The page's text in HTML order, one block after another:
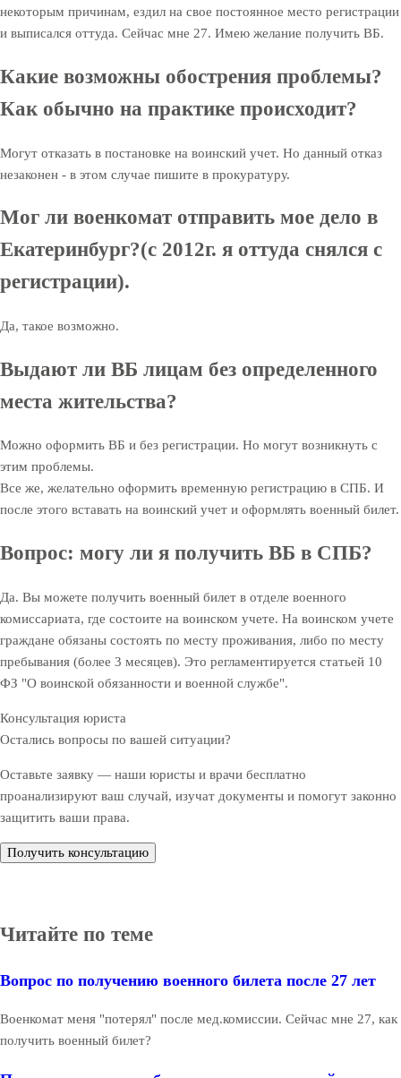
некоторым причинам, ездил на свое постоянное место регистрации
и выписался оттуда. Сейчас мне 27. Имею желание получить ВБ.
Какие возможны обострения проблемы?
Как обычно на практике происходит?
Могут отказать в постановке на воинский учет. Но данный отказ
незаконен - в этом случае пишите в прокуратуру.
Мог ли военкомат отправить мое дело в
Екатеринбург?(с 2012г. я оттуда снялся с
регистрации).
Да, такое возможно.
Выдают ли ВБ лицам без определенного
места жительства?
Можно оформить ВБ и без регистрации. Но могут возникнуть с
этим проблемы.
Все же, желательно оформить временную регистрацию в СПБ. И
после этого вставать на воинский учет и оформлять военный билет.
Вопрос: могу ли я получить ВБ в СПБ?
Да. Вы можете получить военный билет в отделе военного
комиссариата, где состоите на воинском учете. На воинском учете
граждане обязаны состоять по месту проживания, либо по месту
пребывания (более 3 месяцев). Это регламентируется статьей 10
ФЗ "О воинской обязанности и военной службе".
Консультация юриста
Остались вопросы по вашей ситуации?
Оставьте заявку — наши юристы и врачи бесплатно
проанализируют ваш случай, изучат документы и помогут законно
защитить ваши права.
Получить консультацию
Читайте по теме
Вопрос по получению военного билета после 27 лет
Военкомат меня "потерял" после мед.комиссии. Сейчас мне 27, как
получить военный билет?